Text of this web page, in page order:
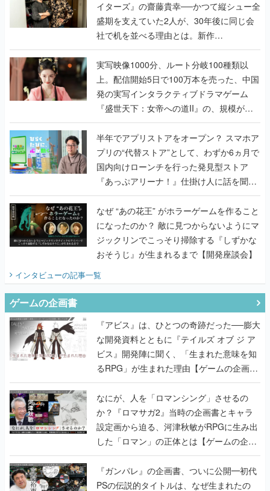
イターズ』の齋藤貴幸──かつて縦シュー全
盛期を支えていた2人が、30年後に同じ会
社で机を並べる理由とは。新作
『TATSUJIN EXTREME』で初タッグを組
んだレジェンド2人に訊く開発秘話
実写映像1000分、ルート分岐100種類以
上。配信開始5日で100万本を売った、中国
発の実写インタラクティブドラマゲーム
『盛世天下：女帝への道II』の、規模が違
うこだわりをプロデューサーに聞いた
半年でアプリストアをオープン？ スマホア
プリの“代替ストア”として、わずか6ヵ月で
国内向けローンチを行った発見型ストア
『あっぷアリーナ！』仕掛け人に話を聞い
てみた
なぜ “あの花王” がホラーゲームを作ること
になったのか？ 敵に見つからないようにマ
ジックリンでこっそり掃除する『しずかな
おそうじ』が生まれるまで【開発座談会】
インタビューの記事一覧
ゲームの企画書
『アビス』は、ひとつの奇跡だった──膨大
な開発資料とともに『テイルズ オブ ジ ア
ビス』開発陣に聞く、「生まれた意味を知
るRPG」が生まれた理由【ゲームの企画
書】
なにが、人を「ロマンシング」させるの
か？『ロマサガ2』当時の企画書とキャラ
設定画から迫る、河津秋敏がRPGに生み出
した「ロマン」の正体とは【ゲームの企画
書】
『ガンパレ』の企画書、ついに公開━初代
PSの伝説的タイトルは、なぜ生まれたの